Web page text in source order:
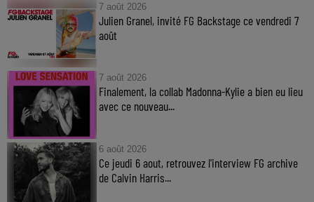
7 août 2026
Julien Granel, invité FG Backstage ce vendredi 7
août
7 août 2026
Finalement, la collab Madonna-Kylie a bien eu lieu
avec ce nouveau...
6 août 2026
Ce jeudi 6 aout, retrouvez l'interview FG archive
de Calvin Harris...